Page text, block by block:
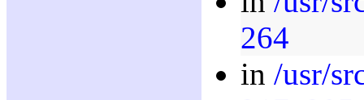
264
in /usr/